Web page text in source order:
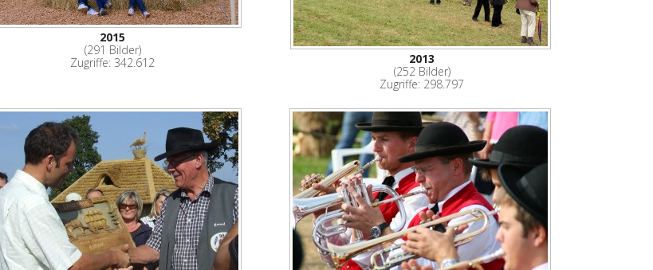
2015
(291 Bilder)
Zugriffe: 342.612
2013
(252 Bilder)
Zugriffe: 298.797